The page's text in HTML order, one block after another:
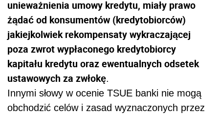
unieważnienia umowy kredytu, miały prawo
żądać od konsumentów (kredytobiorców)
jakiejkolwiek rekompensaty wykraczającej
poza zwrot wypłaconego kredytobiorcy
kapitału kredytu oraz ewentualnych odsetek
ustawowych za zwłokę.
Innymi słowy w ocenie TSUE banki nie mogą
obchodzić celów i zasad wyznaczonych przez